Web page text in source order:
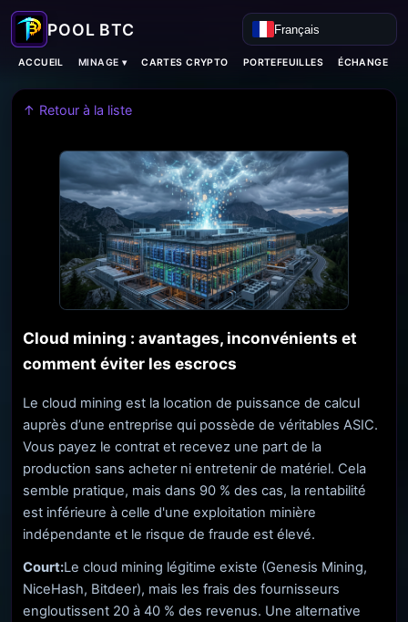
Français
ACCUEIL MINAGE ▾ CARTES CRYPTO PORTEFEUILLES ÉCHANGE
↑ Retour à la liste
Cloud mining : avantages, inconvénients et
comment éviter les escrocs
Le cloud mining est la location de puissance de calcul
auprès d’une entreprise qui possède de véritables ASIC.
Vous payez le contrat et recevez une part de la
production sans acheter ni entretenir de matériel. Cela
semble pratique, mais dans 90 % des cas, la rentabilité
est inférieure à celle d'une exploitation minière
indépendante et le risque de fraude est élevé.
Court:Le cloud mining légitime existe (Genesis Mining,
NiceHash, Bitdeer), mais les frais des fournisseurs
engloutissent 20 à 40 % des revenus. Une alternative